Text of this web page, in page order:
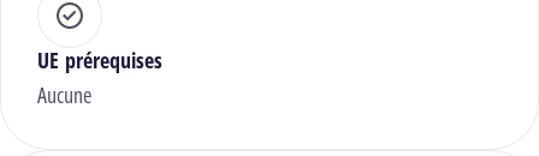
UE prérequises
Aucune